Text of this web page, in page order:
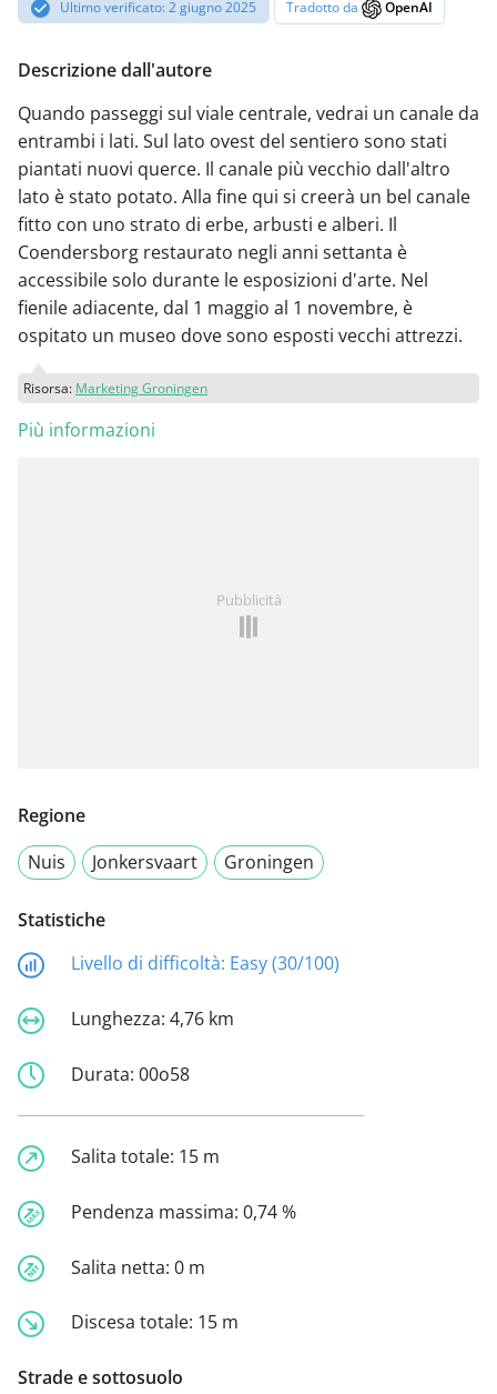
Ultimo verificato: 2 giugno 2025 Tradotto da OpenAI
Descrizione dall'autore
Quando passeggi sul viale centrale, vedrai un canale da
entrambi i lati. Sul lato ovest del sentiero sono stati
piantati nuovi querce. Il canale più vecchio dall'altro
lato è stato potato. Alla fine qui si creerà un bel canale
fitto con uno strato di erbe, arbusti e alberi. Il
Coendersborg restaurato negli anni settanta è
accessibile solo durante le esposizioni d'arte. Nel
fienile adiacente, dal 1 maggio al 1 novembre, è
ospitato un museo dove sono esposti vecchi attrezzi.
Risorsa: Marketing Groningen
Più informazioni
Pubblicità
Regione
Nuis
Jonkersvaart Groningen
Statistiche
Livello di difficoltà: Easy (30/100)
Lunghezza: 4,76 km
Durata: 00o58
Salita totale: 15 m
Pendenza massima: 0,74 %
Salita netta: 0 m
Discesa totale: 15 m
Strade e sottosuolo